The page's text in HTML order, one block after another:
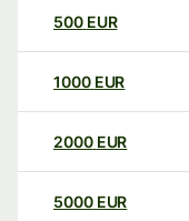
500 EUR
1000 EUR
2000 EUR
5000 EUR